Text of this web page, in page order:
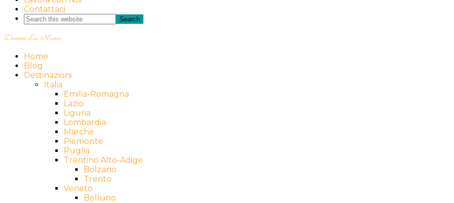
Contattaci
Dammi La Mano
Home
Blog
Destinazioni
Italia
Emilia-Romagna
Lazio
Liguria
Lombardia
Marche
Piemonte
Puglia
Trentino Alto-Adige
Bolzano
Trento
Veneto
Belluno